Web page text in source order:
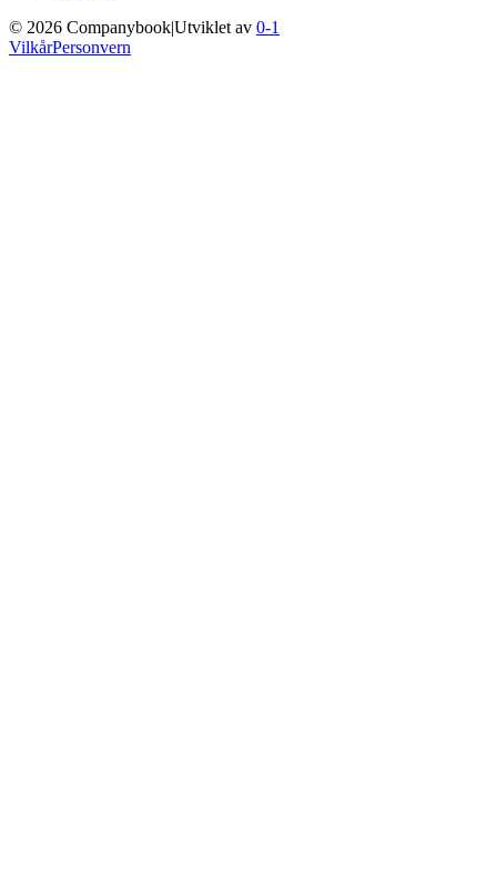
© 2026 Companybook|Utviklet av 0-1
VilkårPersonvern